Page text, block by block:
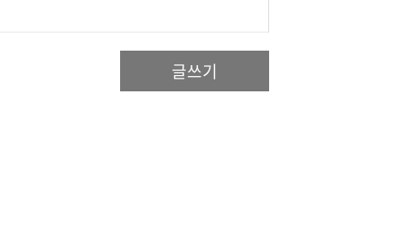
글쓰기